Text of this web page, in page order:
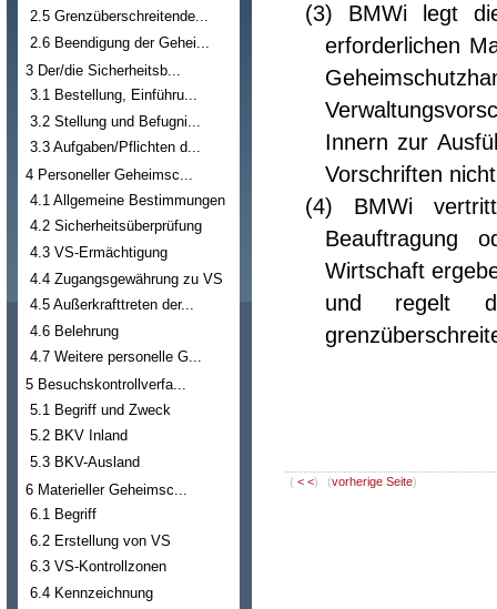
2.5 Grenzüberschreitende...
2.6 Beendigung der Gehei...
3 Der/die Sicherheitsb...
3.1 Bestellung, Einführu...
3.2 Stellung und Befugni...
3.3 Aufgaben/Pflichten d...
4 Personeller Geheimsc...
4.1 Allgemeine Bestimmungen
4.2 Sicherheitsüberprüfung
4.3 VS-Ermächtigung
4.4 Zugangsgewährung zu VS
4.5 Außerkrafttreten der...
4.6 Belehrung
4.7 Weitere personelle G...
5 Besuchskontrollverfa...
5.1 Begriff und Zweck
5.2 BKV Inland
5.3 BKV-Ausland
6 Materieller Geheimsc...
6.1 Begriff
6.2 Erstellung von VS
6.3 VS-Kontrollzonen
6.4 Kennzeichnung
(3) BMWi legt
erforderlichen
Innern zur
Vorschriften
(4) BMWi
Beauftragung
Wirtschaft
und regelt
( < <) (vorherige Seite)